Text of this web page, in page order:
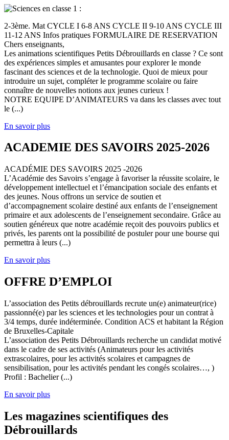
2-3ème. Mat CYCLE I 6-8 ANS CYCLE II 9-10 ANS CYCLE III
11-12 ANS Infos pratiques FORMULAIRE DE RESERVATION
Chers enseignants,
Les animations scientifiques Petits Débrouillards en classe ? Ce sont
des expériences simples et amusantes pour explorer le monde
fascinant des sciences et de la technologie. Quoi de mieux pour
introduire un sujet, compléter le programme scolaire ou faire
connaître de nouvelles notions aux jeunes curieux !
NOTRE EQUIPE D’ANIMATEURS va dans les classes avec tout
le (...)
En savoir plus
ACADEMIE DES SAVOIRS 2025-2026
ACADÉMIE DES SAVOIRS 2025 -2026
L’Académie des Savoirs s’engage à favoriser la réussite scolaire, le
développement intellectuel et l’émancipation sociale des enfants et
des jeunes. Nous offrons un service de soutien et
d’accompagnement scolaire destiné aux enfants de l’enseignement
primaire et aux adolescents de l’enseignement secondaire. Grâce au
soutien généreux que notre académie reçoit des pouvoirs publics et
privés, les parents ont la possibilité de postuler pour une bourse qui
permettra à leurs (...)
En savoir plus
OFFRE D’EMPLOI
L’association des Petits débrouillards recrute un(e) animateur(rice)
passionné(e) par les sciences et les technologies pour un contrat à
3/4 temps, durée indéterminée. Condition ACS et habitant la Région
de Bruxelles-Capitale
L’association des Petits Débrouillards recherche un candidat motivé
dans le cadre de ses activités (Animateurs pour les activités
extrascolaires, pour les activités scolaires et campagnes de
sensibilisation, pour les activités pendant les congés scolaires…, )
Profil : Bachelier (...)
En savoir plus
Les magazines scientifiques des
Débrouillards